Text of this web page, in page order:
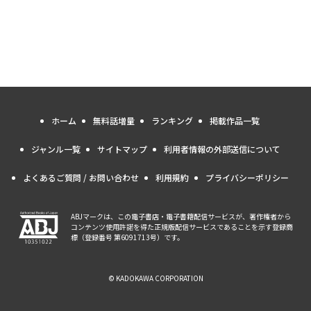
ホーム 無料話増量 ランキング 掲載作品一覧
ジャンル一覧 サイトマップ 利用者情報の外部送信について
よくあるご質問 / お問い合わせ 利用規約 プライバシーポリシー
ABJマークは、この電子書店・電子書籍配信サービスが、著作権者から
コンテンツ使用許諾を得た正規版配信サービスであることを示す登録商
標（登録番号 第6091713号）です。
© KADOKAWA CORPORATION